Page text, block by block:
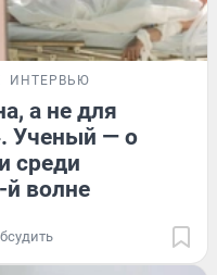
ИНТЕРВЬЮ
а не для
Ученый — о
среди
й волне